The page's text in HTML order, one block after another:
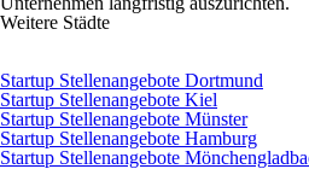
Weitere Städte
Startup Stellenangebote Dortmund
Startup Stellenangebote Kiel
Startup Stellenangebote Münster
Startup Stellenangebote Hamburg
Startup Stellenangebote